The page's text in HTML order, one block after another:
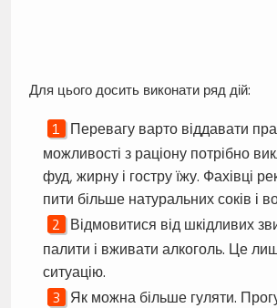
Для цього досить виконати ряд дій:
Перевагу варто віддавати
можливості з раціону потрібно
фуд, жирну і гостру їжу. Фахівці
пити більше натуральних соків і
Відмовитися від шкідливих
палити і вживати алкоголь. Це
ситуацію.
Як можна більше гуляти.